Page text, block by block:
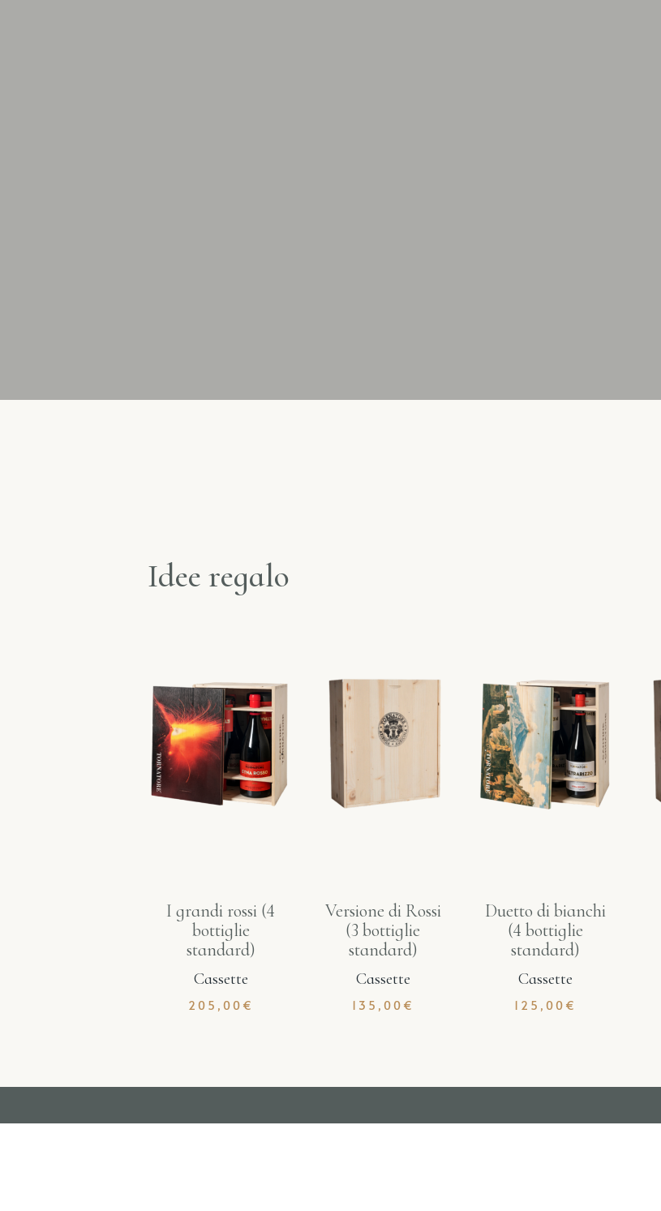
Idee regalo
I grandi rossi (4
bottiglie
standard)
Cassette
205,00 €
Versione di Rossi
(3 bottiglie
standard)
Cassette
135,00 €
Duetto di bianchi
(4 bottiglie
standard)
Cassette
125,00 €